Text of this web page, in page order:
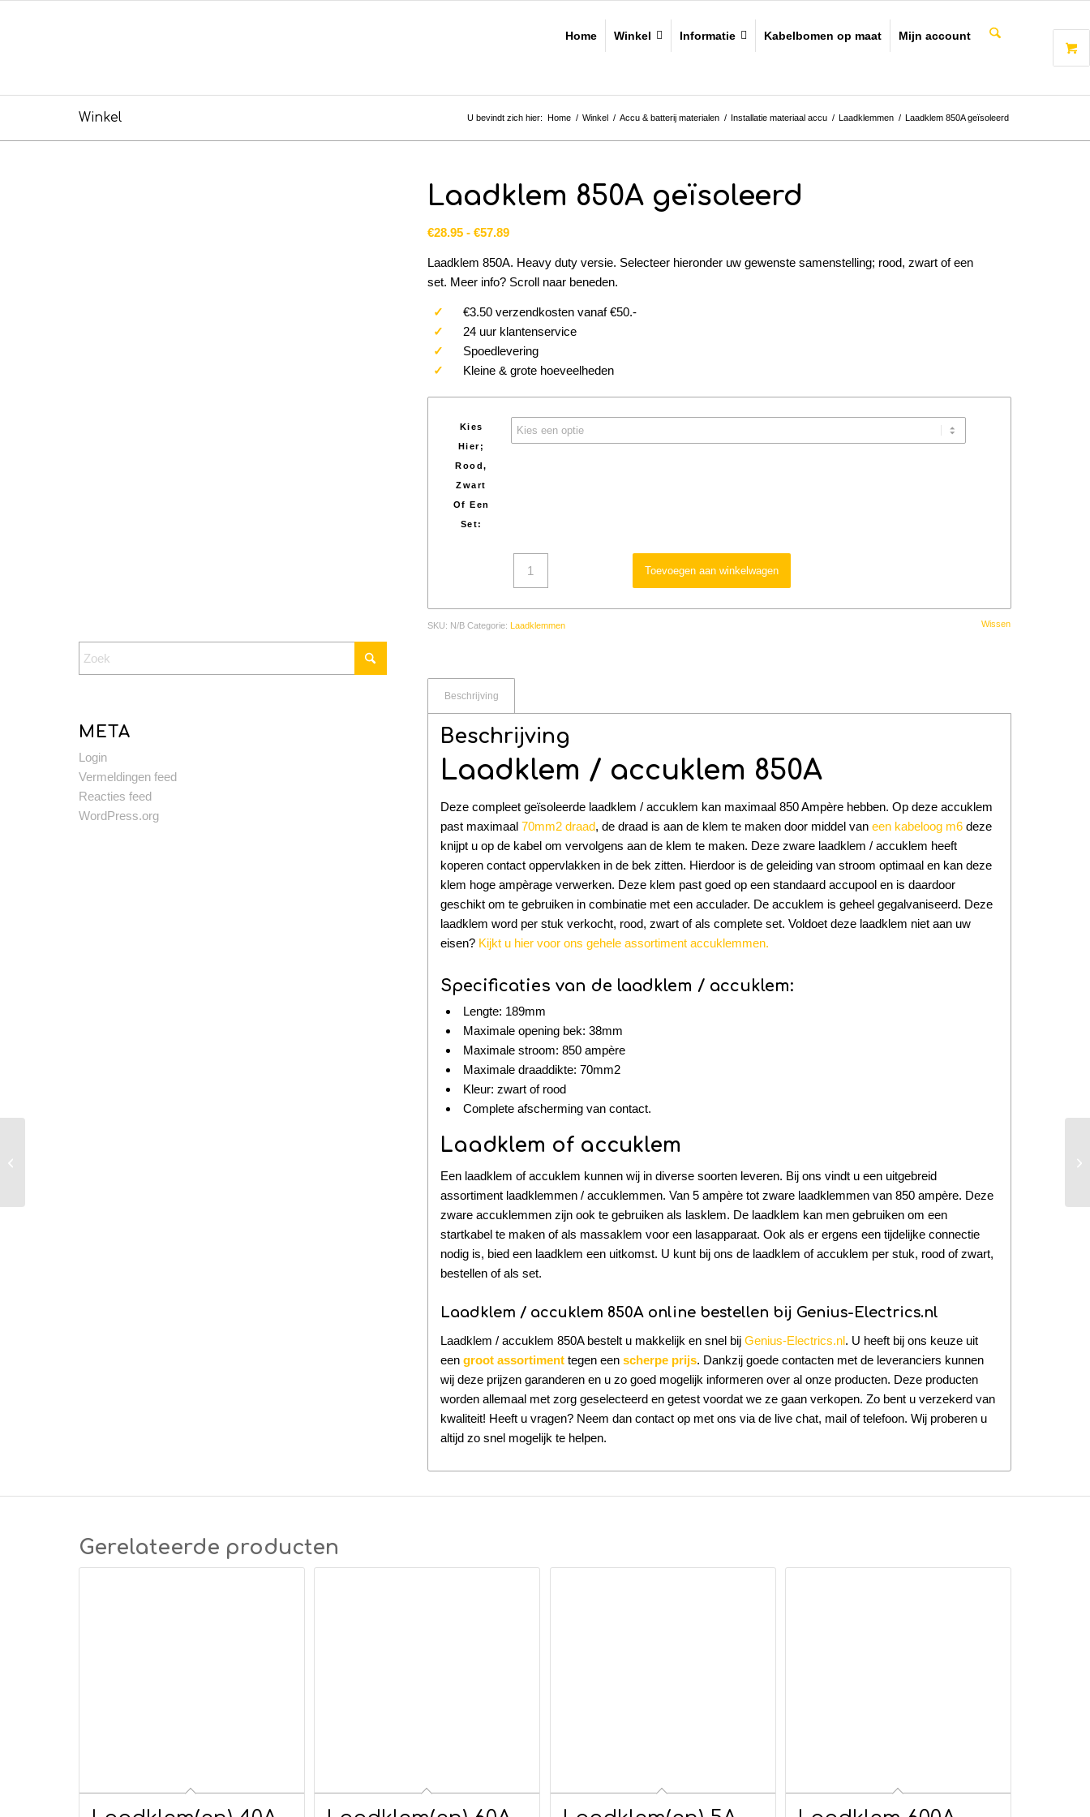
Home Winkel Informatie Kabelbomen op maat Mijn account
Winkel U bevindt zich hier: Home / Winkel / Accu & batterij materialen / Installatie materiaal accu / Laadklemmen / Laadklem 850A geïsoleerd
META
Login
Vermeldingen feed
Reacties feed
WordPress.org
Laadklem 850A geïsoleerd
€28.95 - €57.89Prijsklasse:
tot
€57.89
Laadklem 850A. Heavy duty versie. Selecteer hieronder uw gewenste samenstelling; rood, zwart of een
set. Meer info? Scroll naar beneden.
✓ €3.50 verzendkosten vanaf €50.-
✓ 24 uur klantenservice
✓ Spoedlevering
✓ Kleine & grote hoeveelheden
Kies
Hier;
Rood,
Zwart
Of Een
Set:
Wissen
Toevoegen aan winkelwagen
SKU: N/B Categorie: Laadklemmen
Beschrijving
Beschrijving
Laadklem / accuklem 850A
Deze compleet geïsoleerde laadklem / accuklem kan maximaal 850 Ampère hebben. Op deze accuklem
past maximaal 70mm2 draad, de draad is aan de klem te maken door middel van een kabeloog m6deze
knijpt u op de kabel om vervolgens aan de klem te maken. Deze zware laadklem / accuklem heeft
koperen contact oppervlakken in de bek zitten. Hierdoor is de geleiding van stroom optimaal en kan deze
klem hoge ampèrage verwerken. Deze klem past goed op een standaard accupool en is daardoor
geschikt om te gebruiken in combinatie met een acculader. De accuklem is geheel gegalvaniseerd. Deze
laadklem word per stuk verkocht, rood, zwart of als complete set. Voldoet deze laadklem niet aan uw
eisen? Kijkt u hier voor ons gehele assortiment accuklemmen.
Specificaties van de laadklem / accuklem:
Lengte: 189mm
Maximale opening bek: 38mm
Maximale stroom: 850 ampère
Maximale draaddikte: 70mm2
Kleur: zwart of rood
Complete afscherming van contact.
Laadklem of accuklem
Een laadklem of accuklem kunnen wij in diverse soorten leveren. Bij ons vindt u een uitgebreid
assortiment laadklemmen / accuklemmen. Van 5 ampère tot zware laadklemmen van 850 ampère. Deze
zware accuklemmen zijn ook te gebruiken als lasklem. De laadklem kan men gebruiken om een
startkabel te maken of als massaklem voor een lasapparaat. Ook als er ergens een tijdelijke connectie
nodig is, bied een laadklem een uitkomst. U kunt bij ons de laadklem of accuklem per stuk, rood of zwart,
bestellen of als set.
Laadklem / accuklem 850A online bestellen bij Genius-Electrics.nl
Laadklem / accuklem 850A bestelt u makkelijk en snel bij Genius-Electrics.nl. U heeft bij ons keuze uit
een groot assortiment tegen een scherpe prijs. Dankzij goede contacten met de leveranciers kunnen
wij deze prijzen garanderen en u zo goed mogelijk informeren over al onze producten. Deze producten
worden allemaal met zorg geselecteerd en getest voordat we ze gaan verkopen. Zo bent u verzekerd van
kwaliteit! Heeft u vragen? Neem dan contact op met ons via de live chat, mail of telefoon. Wij proberen u
altijd zo snel mogelijk te helpen.
Gerelateerde producten